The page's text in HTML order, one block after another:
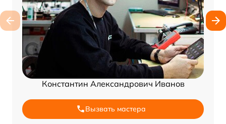
Константин Александрович Иванов
Вызвать мастера